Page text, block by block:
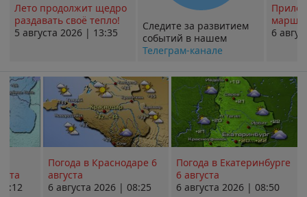
Лето продолжит щедро
раздавать своё тепло!
5 августа 2026 | 13:35
Следите за развитием
событий в нашем
Телеграм-канале
6
Погода в Краснодаре 6
августа
6 августа 2026 | 08:25
Погода в Екатеринбурге
6 августа
6 августа 2026 | 08:50